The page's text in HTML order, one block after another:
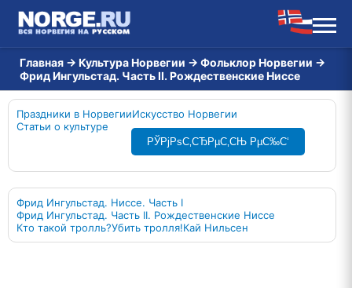
Главная → Культура Норвегии → Фольклор Норвегии →
Фрид Ингульстад. Часть II. Рождественские Ниссе
Праздники в НорвегииИскусство Норвегии
Статьи о культуре
РЎРјРѕС‚СЂРµС‚СЊ РµС‰С‘
Фрид Ингульстад. Ниссе. Часть I
Фрид Ингульстад. Часть II. Рождественские Ниссе
Кто такой тролль?Убить тролля!Кай Нильсен